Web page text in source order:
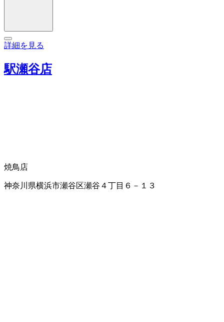
詳細を見る
駅瀬谷店
焼鳥店
神奈川県横浜市瀬谷区瀬谷４丁目６－１３